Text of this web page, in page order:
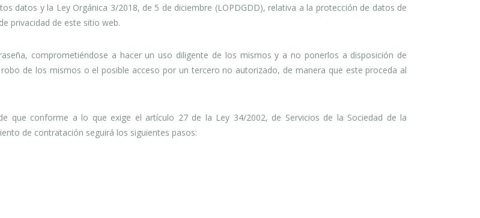
datos y la Ley Orgánica 3/2018, de 5 de diciembre (LOPDGDD), relativa a la protección de datos de
privacidad de este sitio web.
comprometiéndose a hacer un uso diligente de los mismos y a no ponerlos a disposición de
de los mismos o el posible acceso por un tercero no autorizado, de manera que este proceda al
que conforme a lo que exige el artículo 27 de la Ley 34/2002, de Servicios de la Sociedad de la
de contratación seguirá los siguientes pasos: